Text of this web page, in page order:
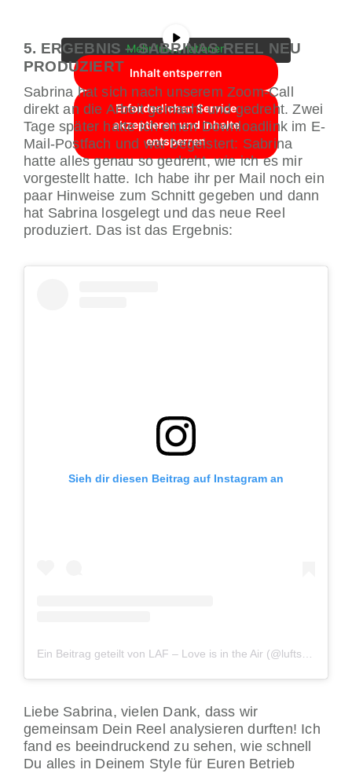
Mehr Informationen
Inhalt entsperren
Erforderlichen Service
akzeptieren und Inhalte
entsperren
5. ERGEBNIS – SABRINAS REEL NEU
PRODUZIERT
Sabrina hat sich nach unserem Zoom-Call
direkt an die Arbeit gemacht und gedreht. Zwei
Tage später hatte ich einen Downloadlink im E-
Mail-Postfach und war begeistert: Sabrina
hatte alles genau so gedreht, wie ich es mir
vorgestellt hatte. Ich habe ihr per Mail noch ein
paar Hinweise zum Schnitt gegeben und dann
hat Sabrina losgelegt und das neue Reel
produziert. Das ist das Ergebnis:
Sieh dir diesen Beitrag auf Instagram an
Liebe Sabrina, vielen Dank, dass wir
gemeinsam Dein Reel analysieren durften! Ich
fand es beeindruckend zu sehen, wie schnell
Du alles in Deinem Style für Euren Betrieb